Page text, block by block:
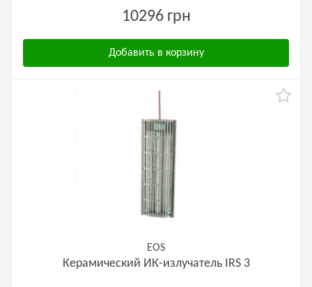
10296 грн
Добавить в корзину
EOS
Керамический ИК-излучатель IRS 3